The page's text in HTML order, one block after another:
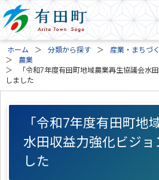
ホーム 分類から探す 産業・まちづ
農業
「令和7年度有田町地域農業再生協議会水
しました
「令和7年度有田町地
水田収益力強化ビジョ
した